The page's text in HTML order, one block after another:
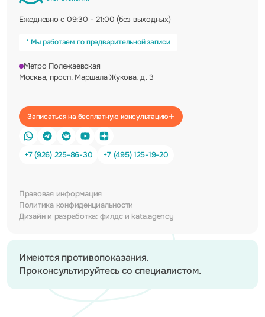
Ежедневно с 09:30 - 21:00 (без выходных)
* Мы работаем по предварительной записи
Записаться на бесплатную консультацию
+7 (926) 225-86-30 +7 (495) 125-19-20
Метро Полежаевская
Москва, просп. Маршала Жукова, д. 3
Правовая информация
Политика конфиденциальности
Дизайн и разработка: филдси kata.agency
Имеются противопоказания.
Проконсультируйтесь со специалистом.